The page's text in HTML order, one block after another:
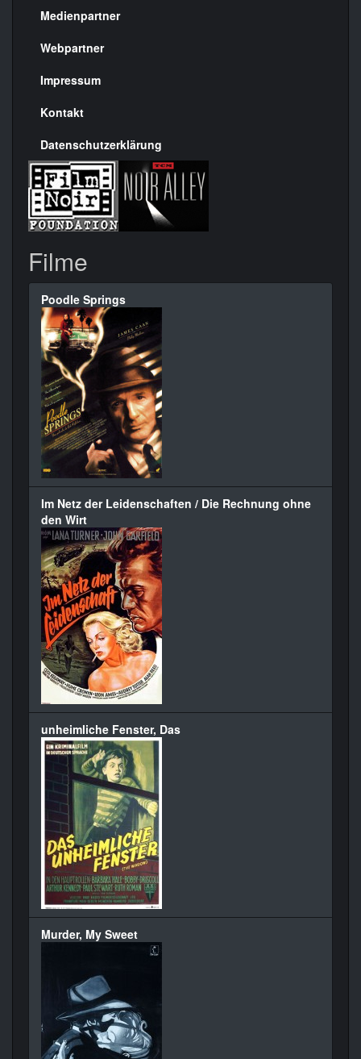
Menülinks
rechte
Seite
Medienpartner
Webpartner
Impressum
Kontakt
Datenschutzerklärung
Filme
Poodle Springs
Im Netz der Leidenschaften / Die Rechnung ohne
den Wirt
unheimliche Fenster, Das
Murder, My Sweet